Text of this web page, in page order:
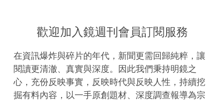
歡迎加入鏡週刊會員訂閱服務
在資訊爆炸與碎片的年代，新聞更需回歸純粹，讓
閱讀更清澈、真實與深度。因此我們秉持明鏡之
心，充份反映事實，反映時代與反映人性，持續挖
掘有料內容，以一手原創題材、深度調查報導為宗